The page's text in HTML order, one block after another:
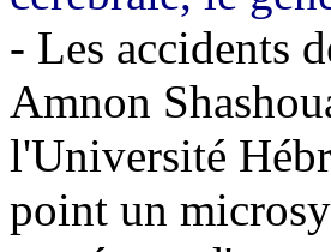
- Les accidents
Amnon
l'Université
point un